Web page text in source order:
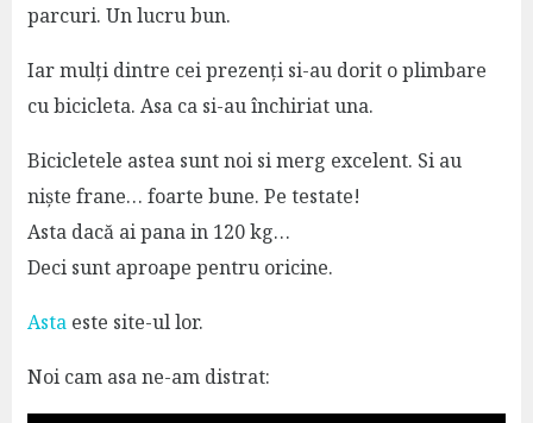
parcuri. Un lucru bun.
Iar mulți dintre cei prezenți si-au dorit o plimbare
cu bicicleta. Asa ca si-au închiriat una.
Bicicletele astea sunt noi si merg excelent. Si au
niște frane… foarte bune. Pe testate!
Asta dacă ai pana in 120 kg…
Deci sunt aproape pentru oricine.
Astaeste site-ul lor.
Noi cam asa ne-am distrat: